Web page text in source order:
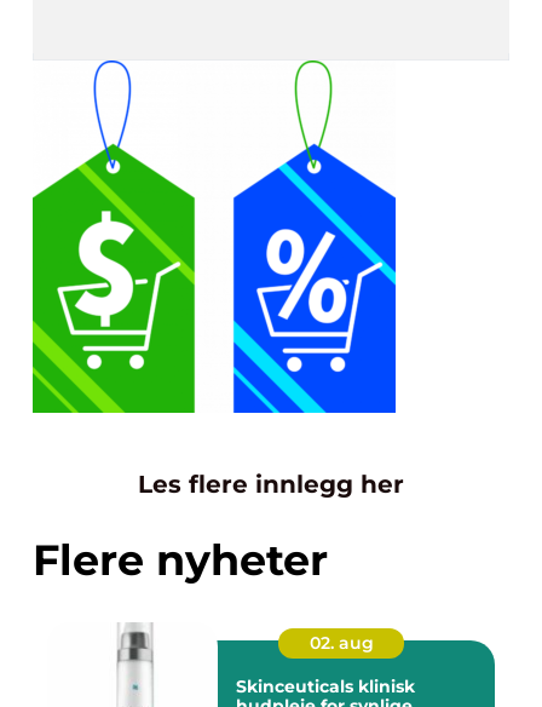
Les flere innlegg her
Flere nyheter
02. aug
Skinceuticals klinisk